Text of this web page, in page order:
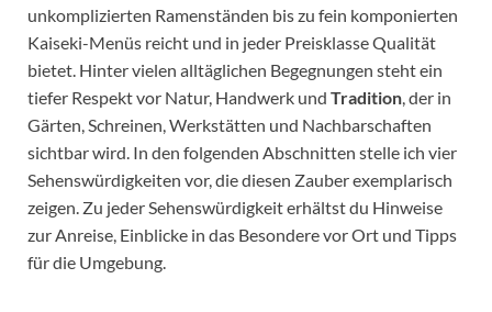
unkomplizierten Ramenständen bis zu fein komponierten
Kaiseki-Menüs reicht und in jeder Preisklasse Qualität
bietet. Hinter vielen alltäglichen Begegnungen steht ein
tiefer Respekt vor Natur, Handwerk und Tradition, der in
Gärten, Schreinen, Werkstätten und Nachbarschaften
sichtbar wird. In den folgenden Abschnitten stelle ich vier
Sehenswürdigkeiten vor, die diesen Zauber exemplarisch
zeigen. Zu jeder Sehenswürdigkeit erhältst du Hinweise
zur Anreise, Einblicke in das Besondere vor Ort und Tipps
für die Umgebung.